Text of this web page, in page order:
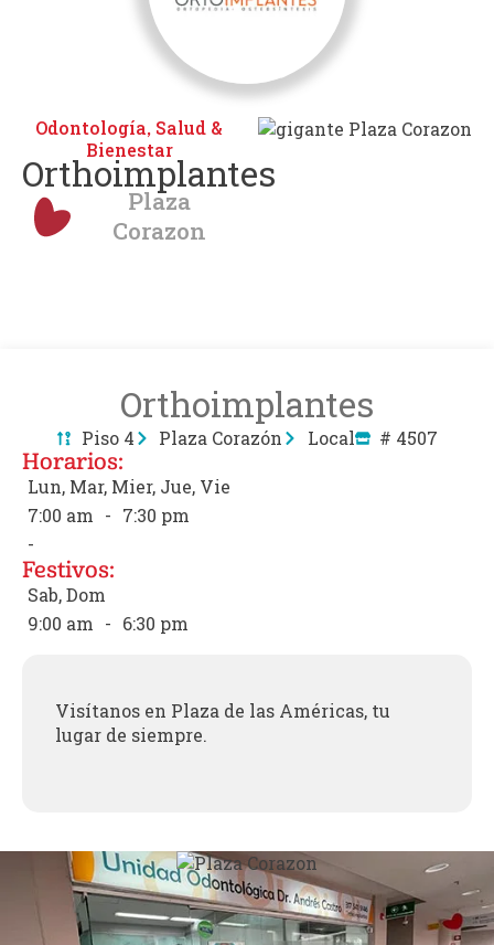
Odontología, Salud &
Bienestar
Orthoimplantes
Plaza
Corazon
Orthoimplantes
Piso 4 Plaza Corazón Local # 4507
Horarios:
Lun, Mar, Mier, Jue, Vie
7:00 am - 7:30 pm
-
Festivos:
Sab, Dom
9:00 am - 6:30 pm
Visítanos en Plaza de las Américas, tu
lugar de siempre.